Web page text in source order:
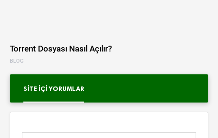
BLOG
Torrent Dosyası Nasıl Açılır?
SITE İÇI YORUMLAR